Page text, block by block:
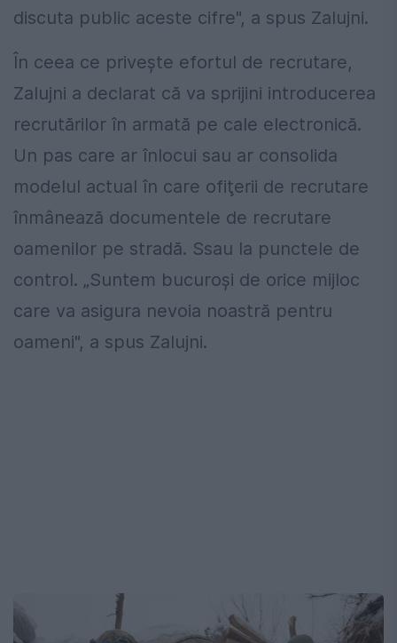
discuta public aceste cifre", a spus Zalujni.
În ceea ce priveşte efortul de recrutare,
Zalujni a declarat că va sprijini introducerea
recrutărilor în armată pe cale electronică.
Un pas care ar înlocui sau ar consolida
modelul actual în care ofiţerii de recrutare
înmânează documentele de recrutare
oamenilor pe stradă. Ssau la punctele de
control. „Suntem bucuroşi de orice mijloc
care va asigura nevoia noastră pentru
oameni", a spus Zalujni.